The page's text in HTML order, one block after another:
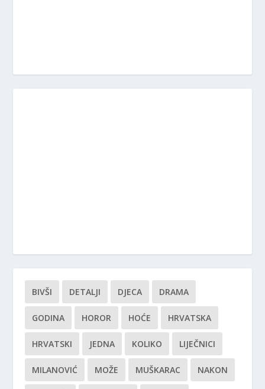
BIVŠI DETALJI DJECA DRAMA
GODINA HOROR HOĆE HRVATSKA
HRVATSKI JEDNA KOLIKO LIJEČNICI
MILANOVIĆ MOŽE MUŠKARAC NAKON